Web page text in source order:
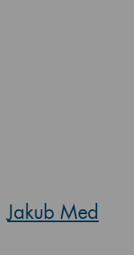
Jakub Med